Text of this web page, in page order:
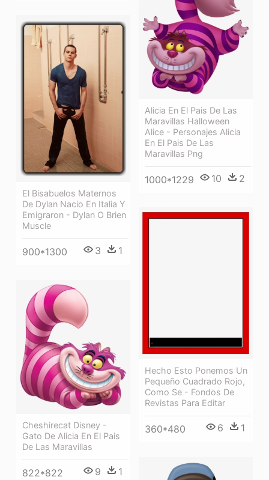
Alicia En El Pais De Las
Maravillas Halloween
Alice - Personajes Alicia
En El Pais De Las
Maravillas Png
1000*1229 10 2
El Bisabuelos Maternos
De Dylan Nacio En Italia Y
Emigraron - Dylan O Brien
Muscle
900*1300 3 1
Hecho Esto Ponemos Un
Pequeño Cuadrado Rojo,
Como Se - Fondos De
Revistas Para Editar
360*480 6 1
Cheshirecat Disney -
Gato De Alicia En El Pais
De Las Maravillas
822*822 9 1